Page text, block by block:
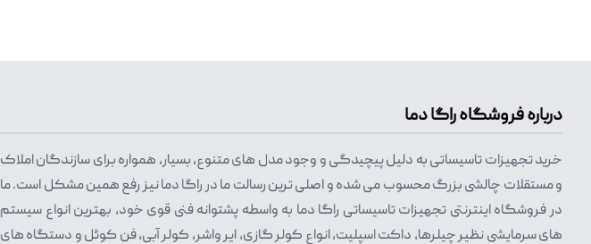
درباره فروشگاه راگا دما
خرید تجهیزات تاسیساتی به دلیل پیچیدگی و وجود مدل های متنوع، بسیار، همواره برای سازندگان املاک
و مستقلات چالشی بزرگ محسوب می شده و اصلی ترین رسالت ما در راگا دما نیز رفع همین مشکل است. ما
در فروشگاه اینترنتی تجهیزات تاسیساتی راگا دما به واسطه پشتوانه فنی قوی خود، بهترین انواع سیستم
های سرمایشی نظیر چیلرها، داکت اسپلیت، انواع کولر گازی، ایر واشر، کولر آبی، فن کوئل و دستگاه های